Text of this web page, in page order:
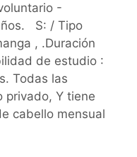
-
S: / Tipo
, .Duración
de estudio :
Todas las
privado, Y tiene
cabello mensual